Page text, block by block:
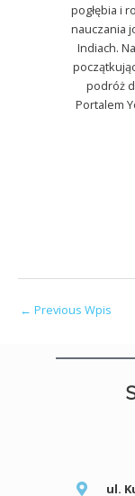
pogłębia i
nauczania
Indiach.
podróż
Portalem
← Previous Wpis
ul.